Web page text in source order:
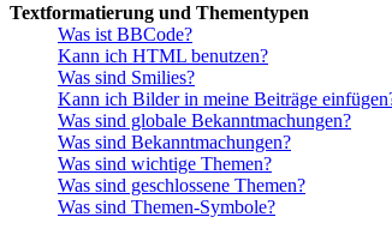
Textformatierung und Thementypen
Was ist BBCode?
Kann ich HTML benutzen?
Was sind Smilies?
Kann ich Bilder in meine Beiträge
Was sind globale Bekanntmachungen?
Was sind Bekanntmachungen?
Was sind wichtige Themen?
Was sind geschlossene Themen?
Was sind Themen-Symbole?